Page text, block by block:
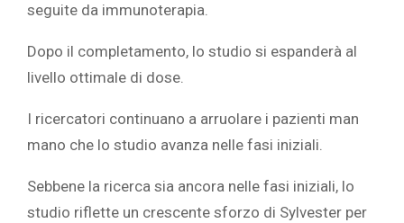
seguite da immunoterapia.
Dopo il completamento, lo studio si espanderà al
livello ottimale di dose.
I ricercatori continuano a arruolare i pazienti man
mano che lo studio avanza nelle fasi iniziali.
Sebbene la ricerca sia ancora nelle fasi iniziali, lo
studio riflette un crescente sforzo di Sylvester per